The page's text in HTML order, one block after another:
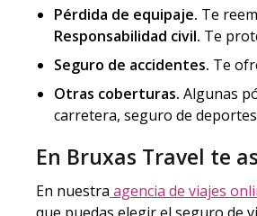
Pérdida de equipaje. Te
Responsabilidad civil. Te
Seguro de accidentes. Te
Otras coberturas. Algunas
carretera, seguro de
En Bruxas Travel te
En nuestra agencia de viajes